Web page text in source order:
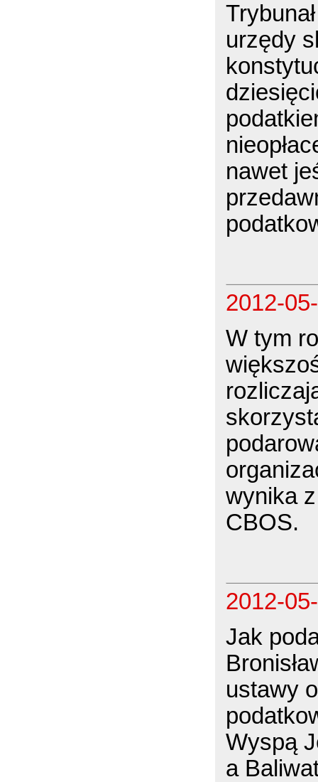
urzędy
nawet
2012-
W tym
wynika
CBOS.
2012-
Jak
ustawy
Wyspą
a